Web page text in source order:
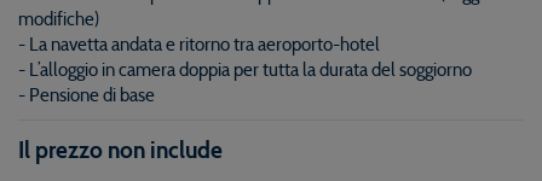
modifiche)
- La navetta andata e ritorno tra aeroporto-hotel
- L’alloggio in camera doppia per tutta la durata del soggiorno
- Pensione di base
Il prezzo non include